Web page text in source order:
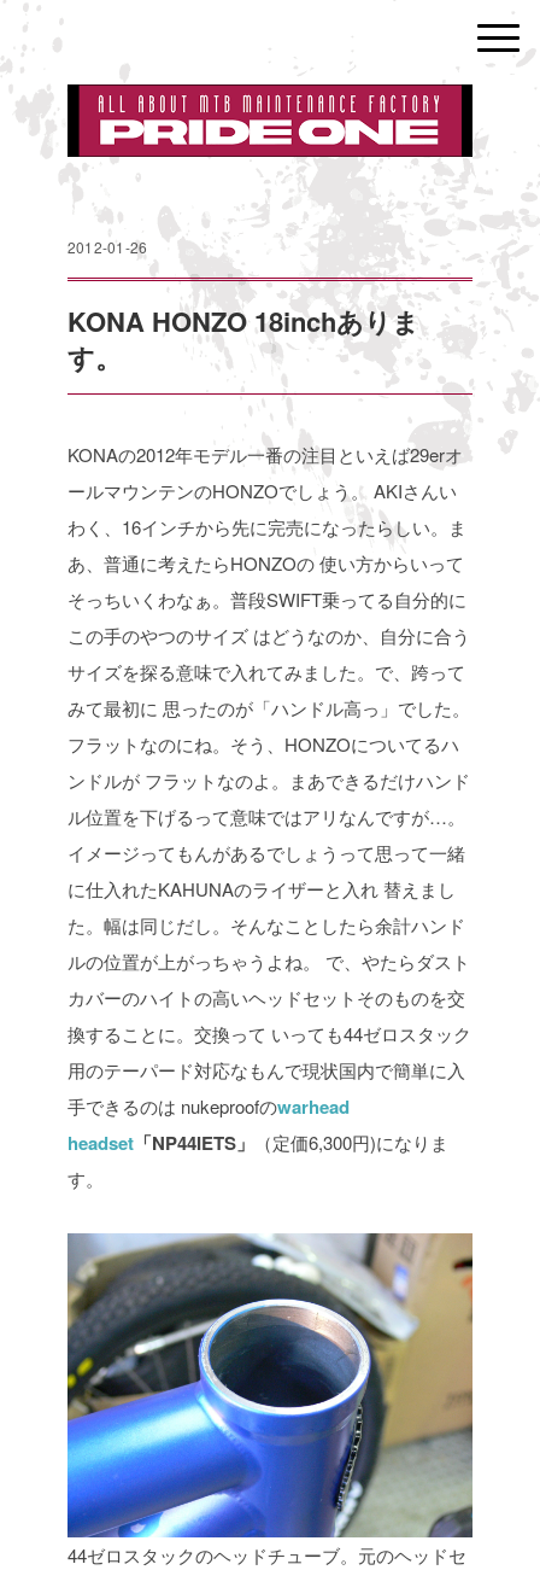
2012-01-26
KONA HONZO 18inchありま
す。
KONAの2012年モデル一番の注目といえば29erオ
ールマウンテンのHONZOでしょう。 AKIさんい
わく、16インチから先に完売になったらしい。ま
あ、普通に考えたらHONZOの使い方からいって
そっちいくわなぁ。普段SWIFT乗ってる自分的に
この手のやつのサイズ はどうなのか、自分に合う
サイズを探る意味で入れてみました。で、跨って
みて最初に 思ったのが「ハンドル高っ」でした。
フラットなのにね。そう、HONZOについてるハ
ンドルが フラットなのよ。まあできるだけハンド
ル位置を下げるって意味ではアリなんですが…。
イメージってもんがあるでしょうって思って一緒
に仕入れたKAHUNAのライザーと入れ 替えまし
た。幅は同じだし。そんなことしたら余計ハンド
ルの位置が上がっちゃうよね。
で、やたらダスト
カバーのハイトの高いヘッドセットそのものを交
換することに。交換って いっても44ゼロスタック
用のテーパード対応なもんで現状国内で簡単に入
手できるのは nukeproofのwarhead
headset 「NP44IETS」
（定価6,300円)になりま
す。
44ゼロスタックのヘッドチューブ。元のヘッドセ